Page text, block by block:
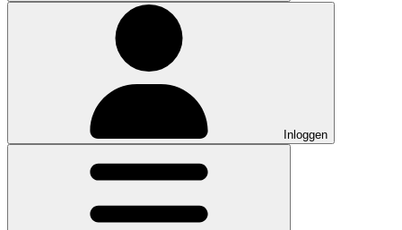
Inloggen